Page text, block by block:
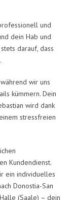
und
dein Hab und
darauf, dass
wir uns
kümmern. Dein
wird dank
stressfreien
Kundendienst.
ein individuelles
Donostia-San
(Saale) – dein